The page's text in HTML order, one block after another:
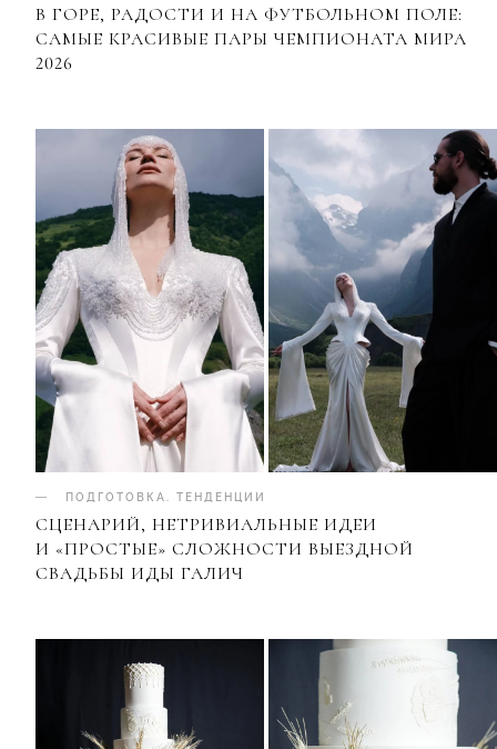
В ГОРЕ, РАДОСТИ И НА ФУТБОЛЬНОМ ПОЛЕ:
САМЫЕ КРАСИВЫЕ ПАРЫ ЧЕМПИОНАТА МИРА
2026
ПОДГОТОВКА ТЕНДЕНЦИИ
СЦЕНАРИЙ, НЕТРИВИАЛЬНЫЕ ИДЕИ
И «ПРОСТЫЕ» СЛОЖНОСТИ ВЫЕЗДНОЙ
СВАДЬБЫ ИДЫ ГАЛИЧ